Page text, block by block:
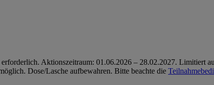
Aktionszeitraum: 01.06.2026 – 28.02.2027. Limitiert
Dose/Lasche aufbewahren. Bitte beachte die